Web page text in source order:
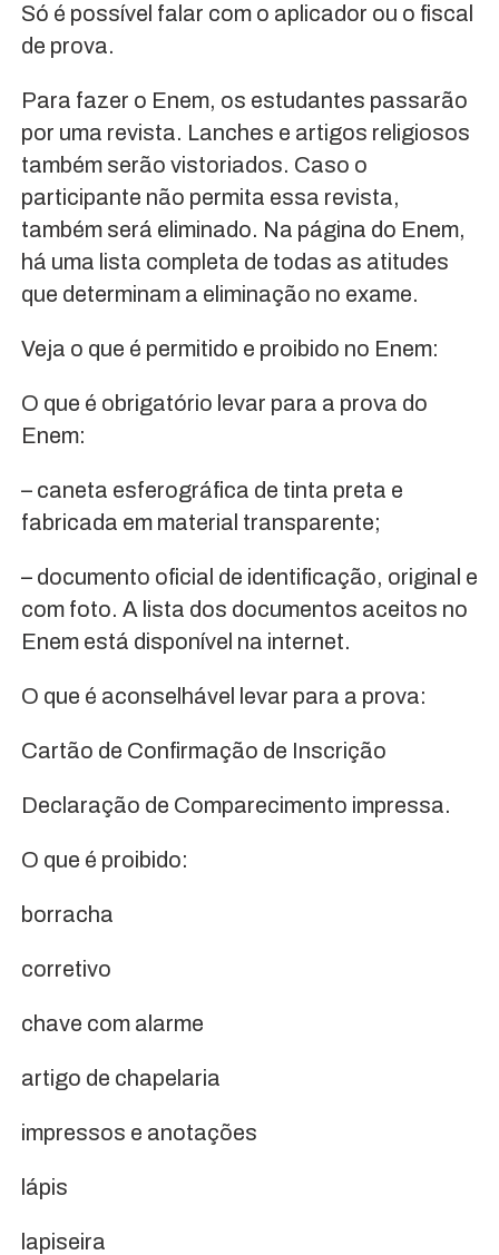
Só é possível falar com o aplicador ou o fiscal
de prova.
Para fazer o Enem, os estudantes passarão
por uma revista. Lanches e artigos religiosos
também serão vistoriados. Caso o
participante não permita essa revista,
também será eliminado. Na página do Enem,
há uma lista completa de todas as atitudes
que determinam a eliminação no exame.
Veja o que é permitido e proibido no Enem:
O que é obrigatório levar para a prova do
Enem:
– caneta esferográfica de tinta preta e
fabricada em material transparente;
– documento oficial de identificação, original e
com foto. A lista dos documentos aceitos no
Enem está disponível na internet.
O que é aconselhável levar para a prova:
Cartão de Confirmação de Inscrição
Declaração de Comparecimento impressa.
O que é proibido:
borracha
corretivo
chave com alarme
artigo de chapelaria
impressos e anotações
lápis
lapiseira